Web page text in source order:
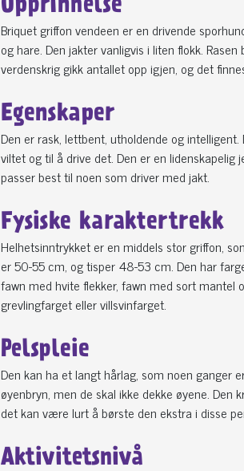
Opprinnelse
Briquet griffon vendeen er en drivende
og hare. Den jakter vanligvis i liten flokk.
verdenskrig gikk antallet opp igjen, og det
Egenskaper
Den er rask, lettbent, utholdende og
viltet og til å drive det. Den er en
passer best til noen som driver med jakt.
Fysiske karaktertrekk
Helhetsinntrykket er en middels stor griffon,
er 50-55 cm, og tisper 48-53 cm. Den har
fawn med hvite flekker, fawn med sort mantel
grevlingfarget eller villsvinfarget.
Pelspleie
Den kan ha et langt hårlag, som noen ganger
øyenbryn, men de skal ikke dekke øyene.
det kan være lurt å børste den ekstra i disse
Aktivitetsnivå